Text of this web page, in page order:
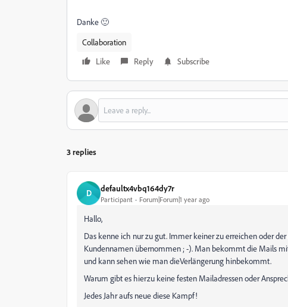
Danke 🙂
Collaboration
Like
Reply Subscribe
3 replies
D defaultx4vbq164dy7r
Participant Forum|Forum|1 year ago
Hallo,
Das kenne ich nur zu gut. Immer keiner zu erreichen oder
Kundennamen übernommen ; -). Man bekommt die Mails
und kann sehen wie man dieVerlängerung hinbekommt.
Warum gibt es hierzu keine festen Mailadressen oder
Jedes Jahr aufs neue diese Kampf!